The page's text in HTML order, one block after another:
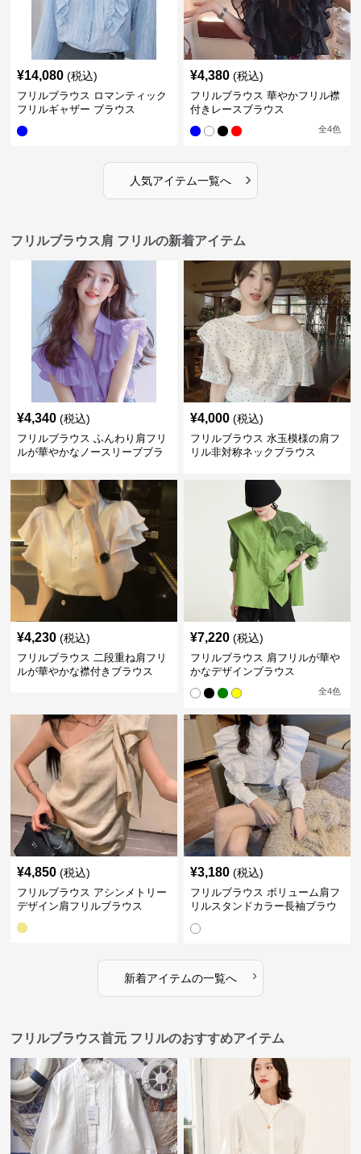
¥14,080 (税込)
フリルブラウス ロマンティック
フリルギャザー ブラウス
¥4,380 (税込)
フリルブラウス 華やかフリル襟
付きレースブラウス
全4色
人気アイテム一覧へ ›
フリルブラウス肩 フリルの新着アイテム
¥4,340 (税込)
フリルブラウス ふんわり肩フリ
ルが華やかなノースリーブブラ
¥4,000 (税込)
フリルブラウス 水玉模様の肩フ
リル非対称ネックブラウス
¥4,230 (税込)
フリルブラウス 二段重ね肩フリ
ルが華やかな襟付きブラウス
¥7,220 (税込)
フリルブラウス 肩フリルが華や
かなデザインブラウス
全4色
¥4,850 (税込)
フリルブラウス アシンメトリー
デザイン肩フリルブラウス
¥3,180 (税込)
フリルブラウス ボリューム肩フ
リルスタンドカラー長袖ブラウ
新着アイテムの一覧へ ›
フリルブラウス首元 フリルのおすすめアイテム